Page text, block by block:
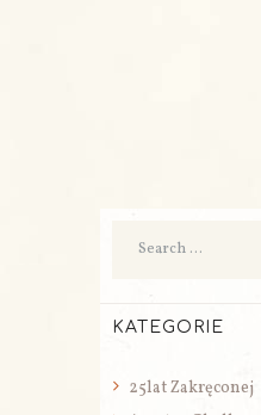
KATEGORIE
25lat Zakręconej